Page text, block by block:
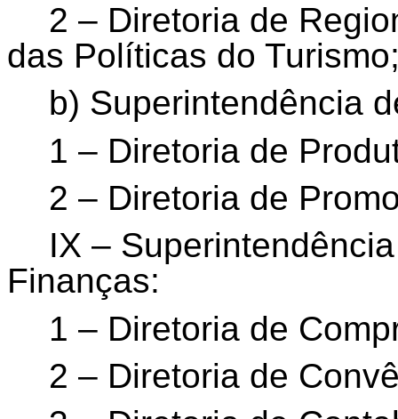
2 – Diretoria de
das Políticas do
b) Superintendência
1 – Diretoria de
2 – Diretoria de
IX –
Finanças:
1 – Diretoria de
2 – Diretoria de